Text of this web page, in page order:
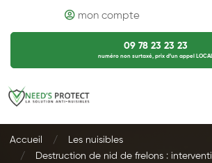
mon compte
09 78 23 23 23
numéro non surtaxé, prix d’un appel
Accueil
Les nuisibles
Destruction de nid de frelons :